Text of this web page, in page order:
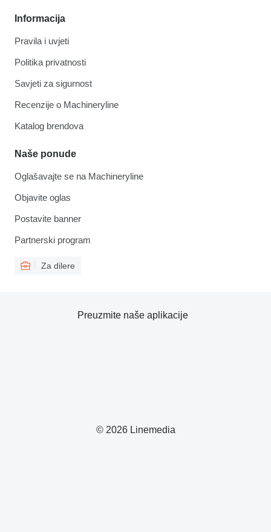
Informacija
Pravila i uvjeti
Politika privatnosti
Savjeti za sigurnost
Recenzije o Machineryline
Katalog brendova
Naše ponude
Oglašavajte se na Machineryline
Objavite oglas
Postavite banner
Partnerski program
Za dilere
© 2026 Linemedia
Preuzmite naše aplikacije